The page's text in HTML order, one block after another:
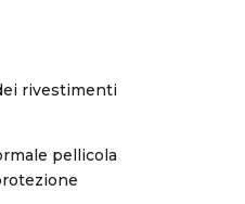
rivestimenti
pellicola